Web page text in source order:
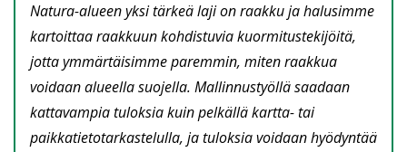
Natura-alueen yksi tärkeä laji on raakku ja halusimme
kartoittaa raakkuun kohdistuvia kuormitustekijöitä,
jotta ymmärtäisimme paremmin, miten raakkua
voidaan alueella suojella. Mallinnustyöllä saadaan
kattavampia tuloksia kuin pelkällä kartta- tai
paikkatietotarkastelulla, ja tuloksia voidaan hyödyntää